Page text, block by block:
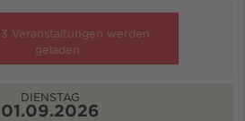
3 Veranstaltungen werden
geladen
DIENSTAG
01.09.2026